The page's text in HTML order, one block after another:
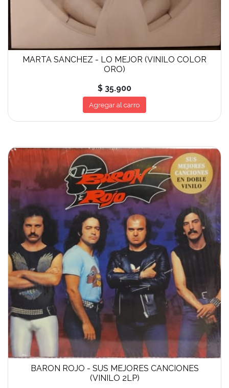
MARTA SANCHEZ - LO MEJOR (VINILO COLOR
ORO)
$ 35.900
Agregar al carro
BARON ROJO - SUS MEJORES CANCIONES
(VINILO 2LP)